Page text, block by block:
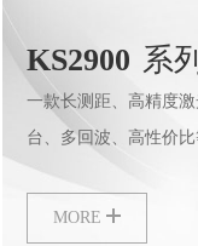
KS2900 系
一款长测距、高精度
台、多回波、高性价比
MORE